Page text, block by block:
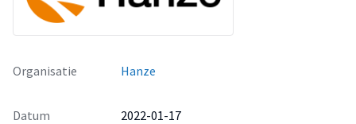
Organisatie Hanze
Datum
2022-01-17